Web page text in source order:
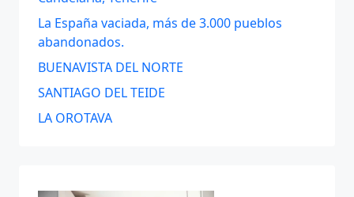
La España vaciada, más de 3.000 pueblos
abandonados.
BUENAVISTA DEL NORTE
SANTIAGO DEL TEIDE
LA OROTAVA